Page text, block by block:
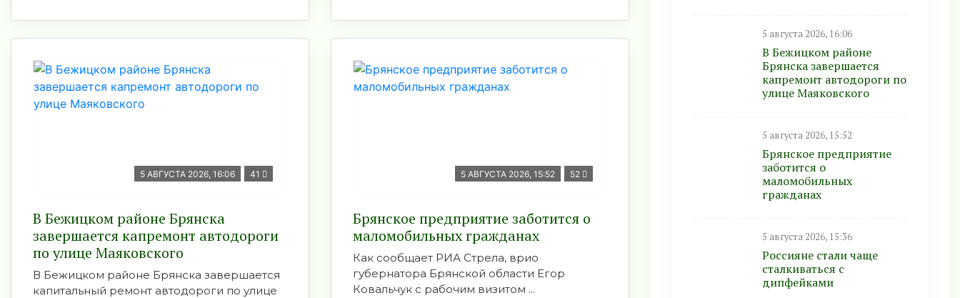
5 АВГУСТА 2026, 16:06 41
В Бежицком районе Брянска
завершается капремонт автодороги
по улице Маяковского
В Бежицком районе Брянска завершается
капитальный ремонт автодороги по улице
5 АВГУСТА 2026, 15:52 52
Брянское предприятие заботится о
маломобильных гражданах
Как сообщает РИА Стрела, врио
губернатора Брянской области Егор
Ковальчук с рабочим визитом ...
5 августа 2026, 16:06
В Бежицком районе
Брянска завершается
капремонт автодороги по
улице Маяковского
5 августа 2026, 15:52
Брянское предприятие
заботится о
маломобильных
гражданах
5 августа 2026, 15:36
Россияне стали чаще
сталкиваться с
дипфейками